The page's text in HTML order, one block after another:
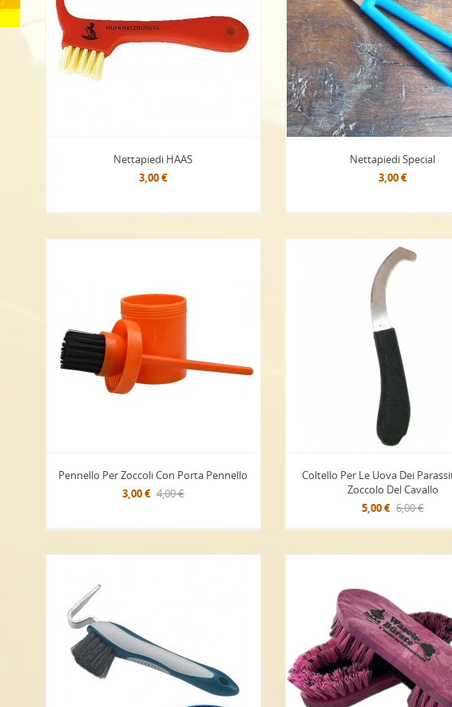
Nettapiedi HAAS
3,00 €
Nettapiedi Special
3,00 €
Pennello Per Zoccoli Con Porta Pennello
3,00 € 4,00 €
Coltello Per Le Uova Dei
Zoccolo Del Cavallo
5,00 € 6,00 €